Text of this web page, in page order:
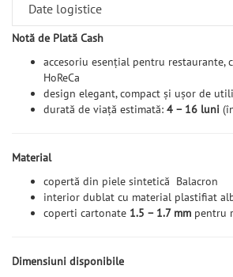
Date logistice
Notă de Plată Cash
accesoriu esențial pentru restaurante,
HoReCa
design elegant, compact și ușor de
durată de viață estimată: 4 – 16 luni
Material
copertă din piele sintetică Balacron
interior dublat cu material plastifiat
coperti cartonate 1.5 – 1.7 mm pentru
Dimensiuni disponibile